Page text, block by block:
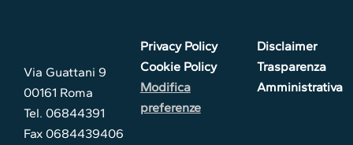
Via Guattani 9
00161 Roma
Tel. 06844391
Fax 0684439406
Privacy Policy
Cookie Policy
Modifica
preferenze
Disclaimer
Trasparenza
Amministrativa